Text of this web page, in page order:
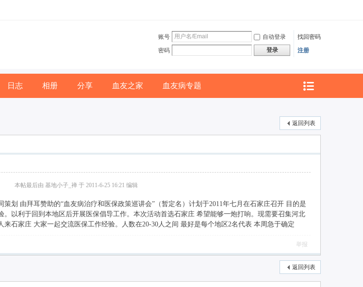
账号 自动登录
找回密码
密码
登录 注册
日志 相册 分享 血友之家 血友病专题
返回列表
本帖最后由 基地小子_禅 于 2011-6-25 16:21 编辑
策划 由拜耳赞助的“血友病治疗和医保政策巡讲会”（暂定名）计划于2011年七月在石家庄召开 目的是
以利于回到本地区后开展医保倡导工作。本次活动首选石家庄 希望能够一炮打响。 现需要召集河北
石家庄 大家一起交流医保工作经验。人数在20-30人之间 最好是每个地区2名代表 本周急于确定
举报
返回列表